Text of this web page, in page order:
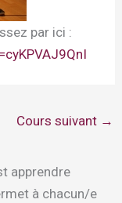
par ici :
Cours suivant →
apprendre
à chacun/e